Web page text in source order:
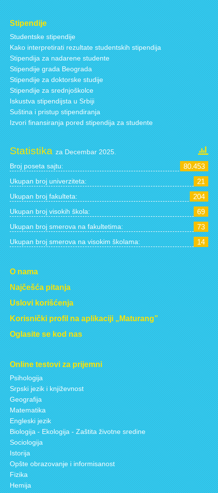
Stipendije
Studentske stipendije
Kako interpretirati rezultate studentskih stipendija
Stipendija za nadarene studente
Stipendije grada Beograda
Stipendije za doktorske studije
Stipendije za srednjoškolce
Iskustva stipendijsta u Srbiji
Suština i pristup stipendiranja
Izvori finansiranja pored stipendija za studente
Statistikaza Decembar 2025.
Broj poseta sajtu: 80.453
Ukupan broj univerziteta: 21
Ukupan broj fakulteta: 204
Ukupan broj visokih škola: 69
Ukupan broj smerova na fakultetima: 73
Ukupan broj smerova na visokim školama: 14
O nama
Najčešća pitanja
Uslovi korišćenja
Korisnički profil na aplikaciji „Maturang”
Oglasite se kod nas
Online testovi za prijemni
Psihologija
Srpski jezik i književnost
Geografija
Matematika
Engleski jezik
Biologija - Ekologija - Zaštita životne sredine
Sociologija
Istorija
Opšte obrazovanje i informisanost
Fizika
Hemija